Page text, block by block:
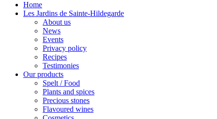
Home
Les Jardins de Sainte-Hildegarde
About us
News
Events
Privacy policy
Recipes
Testimonies
Our products
Spelt / Food
Plants and spices
Precious stones
Flavoured wines